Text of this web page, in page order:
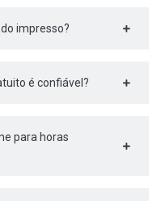
impresso?
é confiável?
para horas